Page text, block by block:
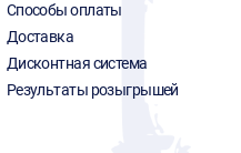
Способы оплаты
Доставка
Дисконтная система
Результаты розыгрышей